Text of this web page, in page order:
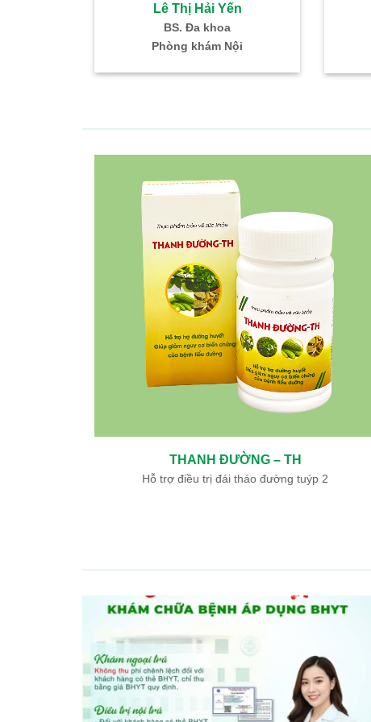
Lê Thị Hải Yến
BS. Đa khoa
Phòng khám Nội
THANH ĐƯỜNG – TH
Hỗ trợ điều trị đái tháo đường tuýp 2